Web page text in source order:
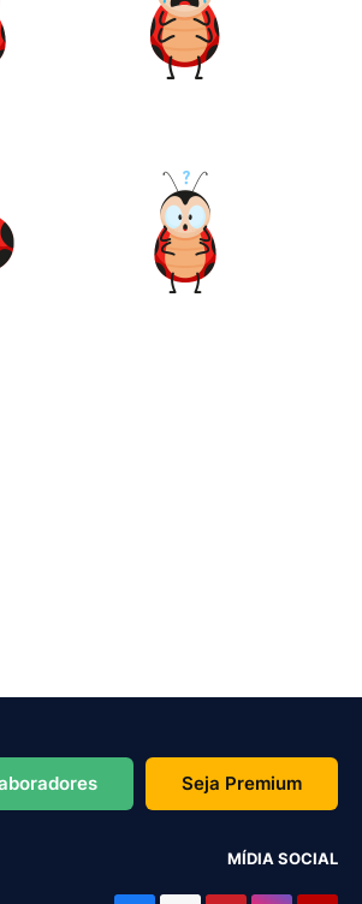
Seja Premium
MÍDIA SOCIAL